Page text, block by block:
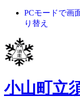
PCモードで画
り替え
小山町立